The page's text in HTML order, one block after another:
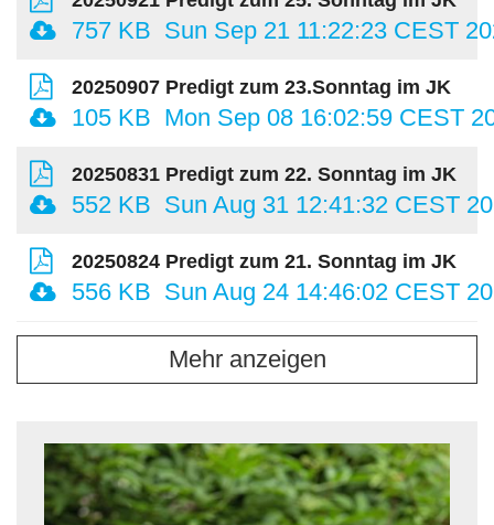
757 KB Sun Sep 21 11:22:23 CEST
20250907 Predigt zum 23.Sonntag im JK
105 KB Mon Sep 08 16:02:59 CEST
20250831 Predigt zum 22. Sonntag im JK
552 KB Sun Aug 31 12:41:32 CEST
20250824 Predigt zum 21. Sonntag im JK
556 KB Sun Aug 24 14:46:02 CEST
Mehr anzeigen